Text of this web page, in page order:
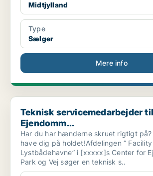
Midtjylland
Type
Sælger
Mere info
Teknisk servicemedarbejder til Center for
Teknisk servicemedarbejder
Ejendomm...
Har du har hænderne skruet rigtigt
have dig på holdet!Afdelingen ” Facility
Lystbådehavne” i [xxxxx]s Center for
Park og Vej søger en teknisk s..